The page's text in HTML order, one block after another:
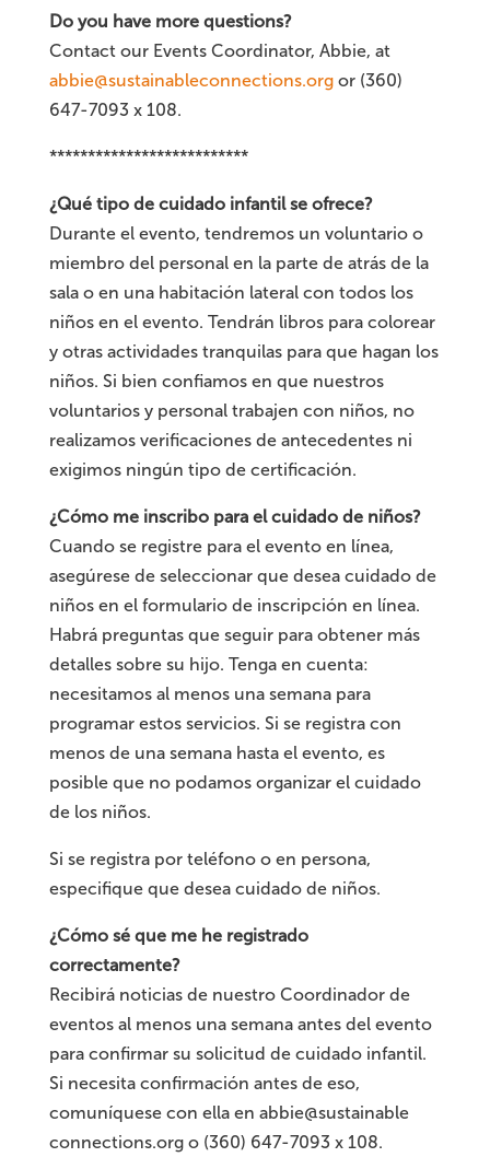
Do you have more questions?
Contact our Events Coordinator, Abbie, at
abbie@sustainableconnections.orgor (360)
647-7093 x 108.
**************************
¿Qué tipo de cuidado infantil se ofrece?
Durante el evento, tendremos un voluntario o
miembro del personal en la parte de atrás de la
sala o en una habitación lateral con todos los
niños en el evento. Tendrán libros para colorear
y otras actividades tranquilas para que hagan los
niños. Si bien confiamos en que nuestros
voluntarios y personal trabajen con niños, no
realizamos verificaciones de antecedentes ni
exigimos ningún tipo de certificación.
¿Cómo me inscribo para el cuidado de niños?
Cuando se registre para el evento en línea,
asegúrese de seleccionar que desea cuidado de
niños en el formulario de inscripción en línea.
Habrá preguntas que seguir para obtener más
detalles sobre su hijo. Tenga en cuenta:
necesitamos al menos una semana para
programar estos servicios. Si se registra con
menos de una semana hasta el evento, es
posible que no podamos organizar el cuidado
de los niños.
Si se registra por teléfono o en persona,
especifique que desea cuidado de niños.
¿Cómo sé que me he registrado
correctamente?
Recibirá noticias de nuestro Coordinador de
eventos al menos una semana antes del evento
para confirmar su solicitud de cuidado infantil.
Si necesita confirmación antes de eso,
comuníquese con ella en abbie@sustainable
connections.org o (360) 647-7093 x 108.